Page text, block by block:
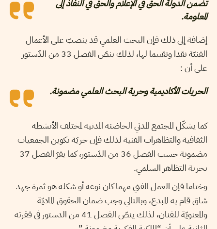
تضمن الدولة الحق في الإعلام والحق في النفاذ إلى
المعلومة.
إضافة إلى ذلك فإن البحث العلمي قد ينصبّ على الأعمال
الفنيّة نقدا وتقييما لها، لذلك ينصّ الفصل 33 من الدّستور
على أن :
الحريات الأكاديمية وحرية البحث العلمي مضمونة.
كما يشكّل المجتمع المدني الحاضنة المدنية لمختلف الأنشطة
الثقافية والتظاهرات الفنية لذلك فإن حريّة تكوين الجمعيات
مضمونة حسب الفصل 36 من الدّستور، كما يقرّ الفصل 37
بحرية التظاهر السلمي.
وختاما فإن العمل الفني مهما كان نوعه أو شكله هو ثمرة جهد
شاق قام به المبدع، وبالتالي وجب ضمان الحقوق الماديّة
والمعنويّة للفنان، لذلك ينصّ الفصل 41 من الدستور في فقرته